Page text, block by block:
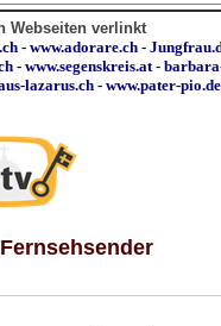
Webseiten verlinkt
- www.adorare.ch -
- www.segenskreis.at-
lazarus.ch - www.pater-pio.de